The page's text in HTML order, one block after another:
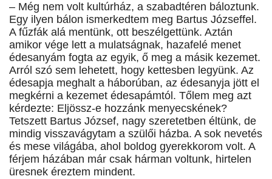
– Még nem volt kultúrház, a szabadtéren báloztunk.
Egy ilyen bálon ismerkedtem meg Bartus Józseffel.
A fűzfák alá mentünk, ott beszélgettünk. Aztán
amikor vége lett a mulatságnak, hazafelé menet
édesanyám fogta az egyik, ő meg a másik kezemet.
Arról szó sem lehetett, hogy kettesben legyünk. Az
édesapja meghalt a háborúban, az édesanyja jött el
megkérni a kezemet édesapámtól. Tőlem meg azt
kérdezte: Eljössz-e hozzánk menyecskének?
Tetszett Bartus József, nagy szeretetben éltünk, de
mindig visszavágytam a szülői házba. A sok nevetés
és mese világába, ahol boldog gyerekkorom volt. A
férjem házában már csak hárman voltunk, hirtelen
üresnek éreztem mindent.